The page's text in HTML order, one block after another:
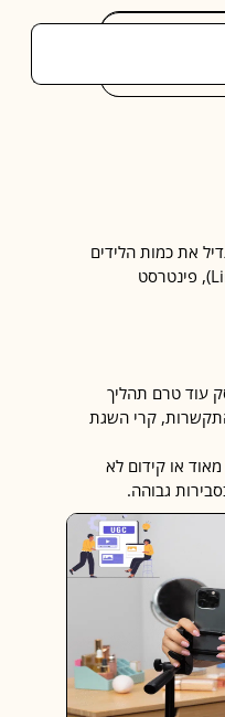
את כמות הלידים
והמכירות שלכם, היא – היא קידום העסק ברשתות חברתיות כדוגמת: פייסבוק (Facebook), אינסטגרם (Instagram), לינקדאין (LinkedIn), פינטרסט
עוד טרם תהליך
קרי השגת
או קידום לא
גבוהה.